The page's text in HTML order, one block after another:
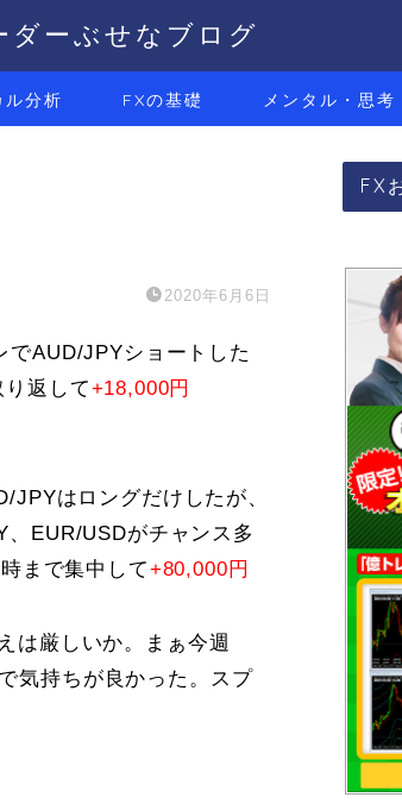
ダーぶせなブログ
ル分析 FXの基礎 メンタル・思考
2020年6月6日
AUD/JPYショートした
返して+18,000円
はロングだけしたが、
EUR/USDがチャンス多
まで集中して+80,000円
は厳しいか。まぁ今週
気持ちが良かった。スプ
FX